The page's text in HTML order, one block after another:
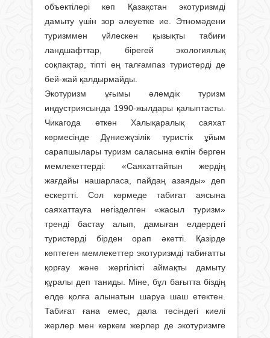
объектілері көп Қазақстан экотуризмді
дамыту үшін зор әлеуетке ие. Этномәдени
туризммен үйлескен қызықты табиғи
ландшафттар, бірегей экологиялық
соқпақтар, тіпті ең талғампаз туристерді де
бей-жай қалдырмайды.
Экотуризм ұғымы әлемдік туризм
индустриясында 1990-жылдары қалыптасты.
Чикагода өткен Халықаралық саяхат
көрмесінде Дүниежүзілік туристік ұйым
сарапшылары туризм саласына екпін берген
мемлекеттерді: «Саяхаттайтын жердің
жағдайы нашарласа, пайдаң азаяды» деп
ескертті. Сол көрмеде табиғат аясына
саяхаттауға негізделген «жасыл туризм»
тренді бастау алып, дамыған елдердегі
туристерді бірден орап әкетті. Қазірде
көптеген мемлекеттер экотуризмді табиғатты
қорғау және жергілікті аймақты дамыту
құралы деп таниды. Міне, бұл бағытта біздің
елде қолға алынатын шаруа шаш етектен.
Табиғат ғана емес, дала төсіндегі киелі
жерлер мен көркем жерлер де экотуризмге